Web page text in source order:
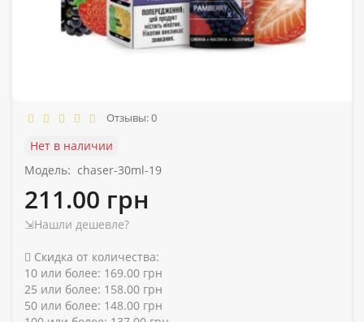
Отзывы: 0
Нет в наличии
Модель: chaser-30ml-19
211.00 грн
⇲Нашли дешевле?
Скидка от количества:
10 или более: 169.00 грн
25 или более: 158.00 грн
50 или более: 148.00 грн